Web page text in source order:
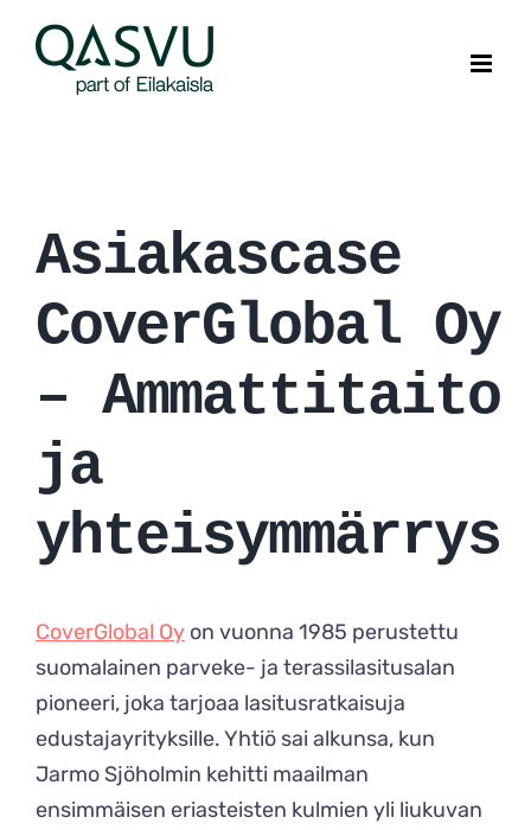
content
Asiakascase
CoverGlobal Oy
– Ammattitaito
ja
yhteisymmärrys
CoverGlobal Oyon vuonna 1985 perustettu
suomalainen parveke- ja terassilasitusalan
pioneeri, joka tarjoaa lasitusratkaisuja
edustajayrityksille. Yhtiö sai alkunsa, kun
Jarmo Sjöholmin kehitti maailman
ensimmäisen eriasteisten kulmien yli liukuvan